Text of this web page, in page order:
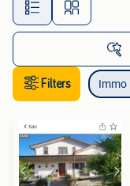
Filters Immo